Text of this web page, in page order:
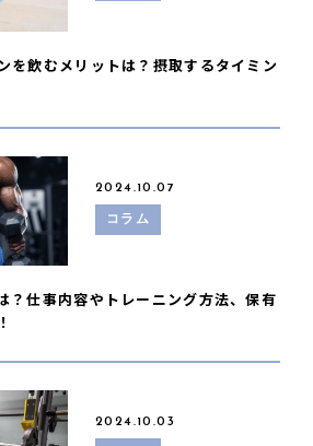
を飲むメリットは？摂取するタイミン
2024.10.07
コラム
？仕事内容やトレーニング方法、保有
2024.10.03